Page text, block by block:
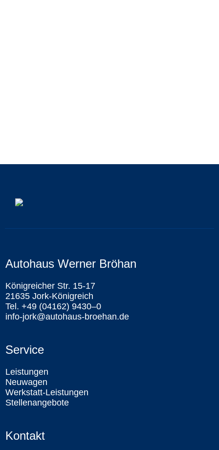
Autohaus Werner Bröhan
Königreicher Str. 15-17
21635 Jork-Königreich
Tel. +49 (04162) 9430–0
info-jork@autohaus-broehan.de
Service
Leistungen
Neuwagen
Werkstatt-Leistungen
Stellenangebote
Kontakt